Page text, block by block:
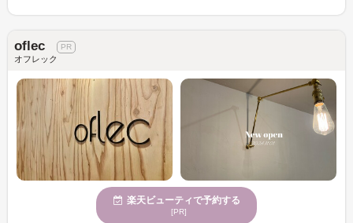
oflec
オフレック
楽天ビューティで予約する
[PR]